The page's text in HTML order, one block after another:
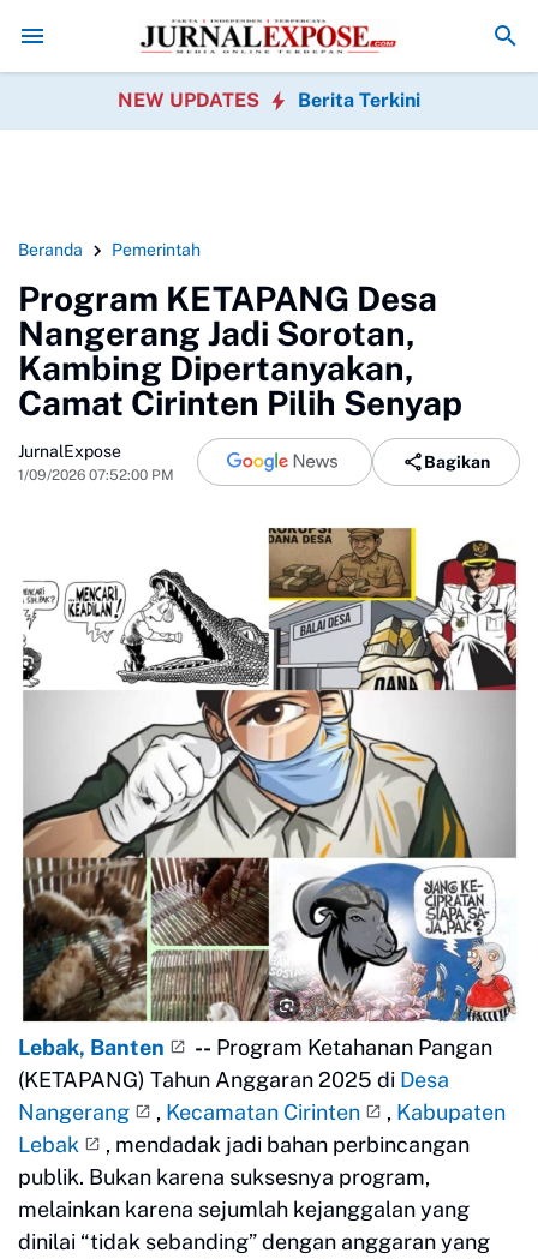
Soroti Dugaan Penyimpangan Program P3TGAI 2026 Bersama
NEW UPDATES Berita Terkini
Beranda Pemerintah
Program KETAPANG Desa
Nangerang Jadi Sorotan,
Kambing Dipertanyakan,
Camat Cirinten Pilih Senyap
JurnalExpose
1/09/2026 07:52:00 PM
Bagikan
Lebak, Banten -- Program Ketahanan Pangan
(KETAPANG) Tahun Anggaran 2025 di Desa
Nangerang
, Kecamatan Cirinten , Kabupaten
Lebak
, mendadak jadi bahan perbincangan
publik. Bukan karena suksesnya program,
melainkan karena sejumlah kejanggalan yang
dinilai “tidak sebanding” dengan anggaran yang